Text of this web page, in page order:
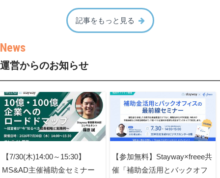
記事をもっと見る
運営からのお知らせ
【7/30(木)14:00～15:30】
MS&AD主催補助金セミナー
【参加無料】Stayway×freee共
催「補助金活用とバックオフ